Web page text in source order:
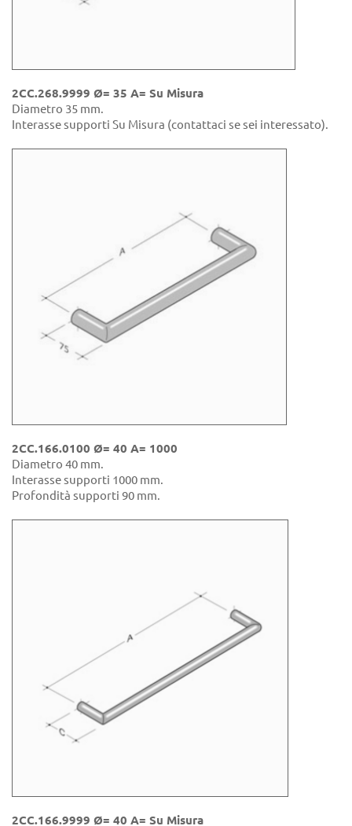
2CC.268.9999 Ø= 35 A= Su Misura
Diametro 35 mm.
Interasse supporti Su Misura (contattaci se sei interessato).
2CC.166.0100 Ø= 40 A= 1000
Diametro 40 mm.
Interasse supporti 1000 mm.
Profondità supporti 90 mm.
2CC.166.9999 Ø= 40 A= Su Misura